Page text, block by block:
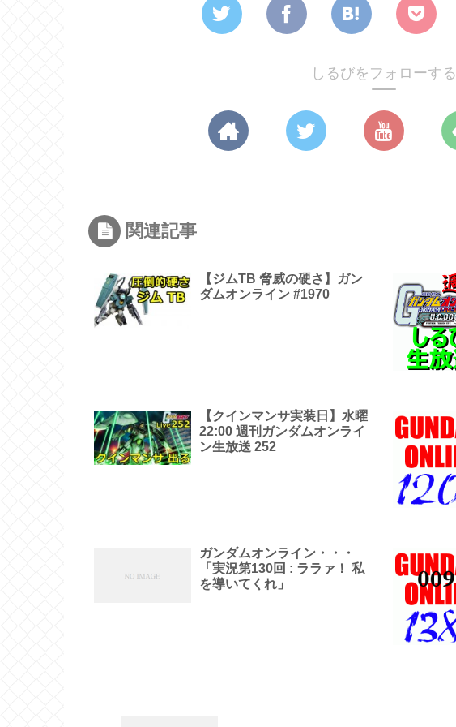
しるびをフォローする
関連記事
【ジムTB 脅威の硬さ】ガン
ダムオンライン #1970
【クインマンサ実装日】水曜
22:00 週刊ガンダムオンライ
ン生放送 252
ガンダムオンライン・・・
「実況第130回 : ララァ！ 私
を導いてくれ」